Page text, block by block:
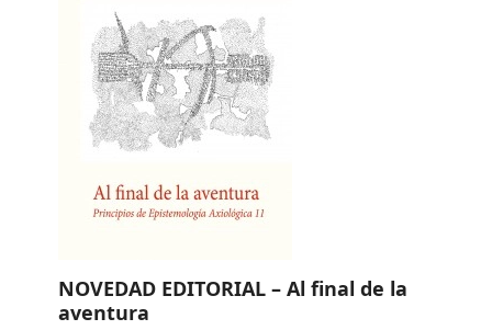
NOVEDAD EDITORIAL – Al final de la
aventura